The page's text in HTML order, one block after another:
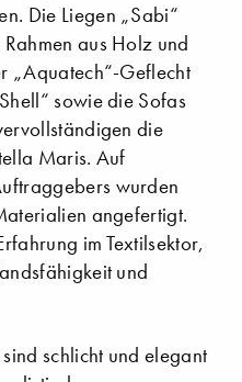
Die Liegen „Sabi“
aus Holz und
„Aquatech“-Geflecht
sowie die Sofas
die
Maris. Auf
wurden
angefertigt.
im Textilsektor,
und
schlicht und elegant